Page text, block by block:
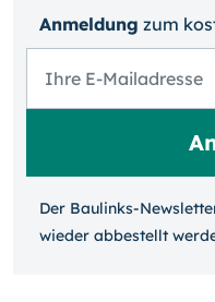
Anmeldung zum
Der Baulinks-
wieder ab­bestellt